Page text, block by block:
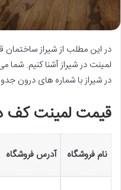
در این مطلب از شیراز ساختمان
لمینت در شیراز آشنا کنیم.
در شیراز با شماره های درون
قیمت لمینت کف
نام فروشگاه آدرس فروشگاه